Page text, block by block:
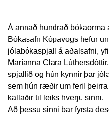
Á annað hundrað
Bókasafn Kópavogs hefur
jólabókaspjall á aðalsafni,
Maríanna Clara
spjallið og hún kynnir þar
sem hún ræðir um feril
kallaðir til leiks hverju sinni.
Að þessu sinni bar fyrsta